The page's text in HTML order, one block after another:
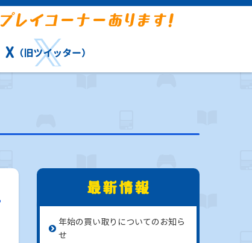
X （旧ツイッター）
年始の買い取りについてのお知ら
せ